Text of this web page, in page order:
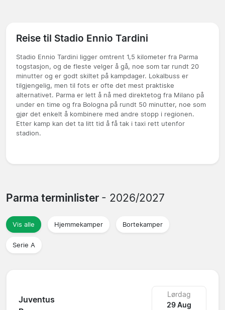
Reise til Stadio Ennio Tardini
Stadio Ennio Tardini ligger omtrent 1,5 kilometer fra Parma
togstasjon, og de fleste velger å gå, noe som tar rundt 20
minutter og er godt skiltet på kampdager. Lokalbuss er
tilgjengelig, men til fots er ofte det mest praktiske
alternativet. Parma er lett å nå med direktetog fra Milano på
under en time og fra Bologna på rundt 50 minutter, noe som
gjør det enkelt å kombinere med andre stopp i regionen.
Etter kamp kan det ta litt tid å få tak i taxi rett utenfor
stadion.
Parma terminlister - 2026/2027
Vis alle Hjemmekamper Bortekamper
Serie A
Juventus
Lørdag
29 Aug